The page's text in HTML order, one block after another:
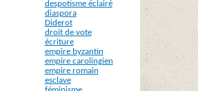
despotisme éclairé
diaspora
Diderot
droit de vote
écriture
empire byzantin
empire carolingien
empire romain
esclave